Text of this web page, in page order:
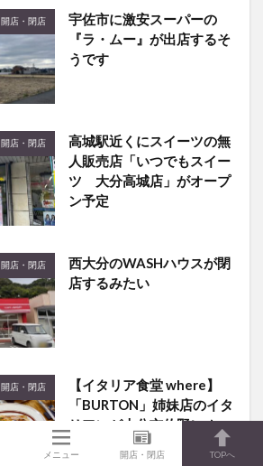
開店・閉店
宇佐市に激安スーパーの
『ラ・ムー』が出店するそ
うです
開店・閉店
高城駅近くにスイーツの無
人販売店「いつでもスイー
ツ 大分高城店」がオープ
ン予定
開店・閉店
西大分のWASHハウスが閉
店するみたい
開店・閉店
【イタリア食堂 where】
「BURTON」姉妹店のイタ
リアンが大分市佐野にオー
プン
メニュー 開店・閉店 TOPへ